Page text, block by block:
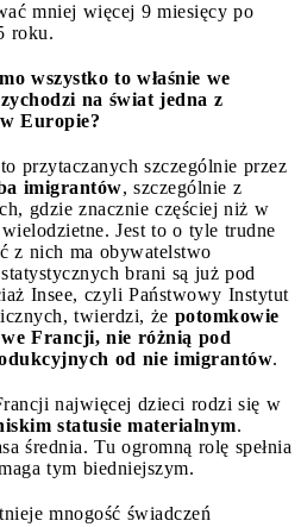
mniej więcej 9 miesięcy po
roku.
wszystko to właśnie we
na świat jedna z
Europie?
przytaczanych szczególnie przez
imigrantów, szczególnie z
gdzie znacznie częściej niż w
Jest to o tyle trudne
z nich ma obywatelstwo
brani są już pod
Insee, czyli Państwowy Instytut
twierdzi, że potomkowie
Francji, nie różnią pod
od nie imigrantów.
najwięcej dzieci rodzi się w
statusie materialnym.
średnia. Tu ogromną rolę spełnia
tym biedniejszym.
mnogość świadczeń